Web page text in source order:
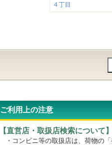
４丁目
ご利用上の注意
【直営店・取扱店検索について】
・コンビニ等の取扱店は、荷物の「